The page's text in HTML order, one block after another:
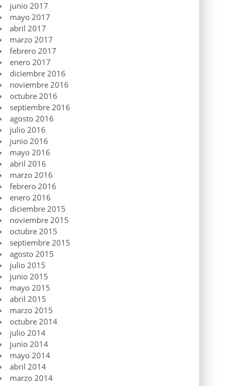
junio 2017
mayo 2017
abril 2017
marzo 2017
febrero 2017
enero 2017
diciembre 2016
noviembre 2016
octubre 2016
septiembre 2016
agosto 2016
julio 2016
junio 2016
mayo 2016
abril 2016
marzo 2016
febrero 2016
enero 2016
diciembre 2015
noviembre 2015
octubre 2015
septiembre 2015
agosto 2015
julio 2015
junio 2015
mayo 2015
abril 2015
marzo 2015
octubre 2014
julio 2014
junio 2014
mayo 2014
abril 2014
marzo 2014